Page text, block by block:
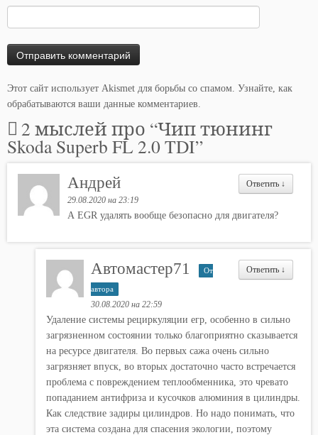
Этот сайт использует Akismet для борьбы со спамом. Узнайте, как
обрабатываются ваши данные комментариев
2 мыслей про “Чип тюнинг
Skoda Superb FL 2.0 TDI”
Ответить ↓
Андрей
29.08.2020 на 23:19
А EGR удалять вообще безопасно для двигателя?
Ответить ↓
Автомастер71 От
автора
30.08.2020 на 22:59
Удаление системы рециркуляции егр, особенно в сильно
загрязненном состоянии только благоприятно сказывается
на ресурсе двигателя. Во первых сажа очень сильно
загрязняет впуск, во вторых достаточно часто встречается
проблема с повреждением теплообменника, это чревато
попаданием антифриза и кусочков алюминия в цилиндры.
Как следствие задиры цилиндров. Но надо понимать, что
эта система создана для спасения экологии, поэтому